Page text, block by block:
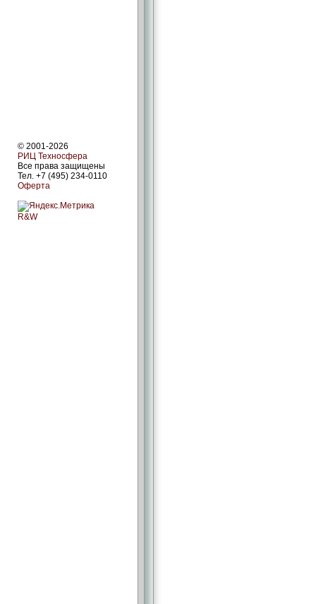
© 2001-2026
РИЦ Техносфера
Все права защищены
Тел. +7 (495) 234-0110
Оферта
R&W